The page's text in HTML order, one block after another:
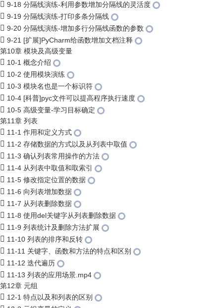
9-18 分隔线演练-利用参数增加分隔线的灵活度
9-19 分隔线演练-打印多条分隔线
9-20 分隔线演练-增加多行分隔线函数的参数
9-21 [扩展]PyCharm给函数增加文档注释
第10章 模块及高级变量
10-1 概念介绍
10-2 使用模块演练
10-3 模块名也是一个标识符
10-4 [科普]pyc文件可以提高程序执行速度
10-5 高级变量-学习目标确定
第11章 列表
11-1 作用和定义方式
11-2 存储数据的方式以及从列表中取值
11-3 确认列表常用操作的方法
11-4 从列表中取值和取索引
11-5 修改指定位置的数据
11-6 向列表增加数据
11-7 从列表删除数据
11-8 使用del关键字从列表删除数据
11-9 列表统计及删除方法扩展
11-10 列表的排序和反转
11-11 关键字、函数和方法的特点和区别
11-12 迭代遍历
11-13 列表的应用场景.mp4
第12章 元组
12-1 特点以及和列表的区别